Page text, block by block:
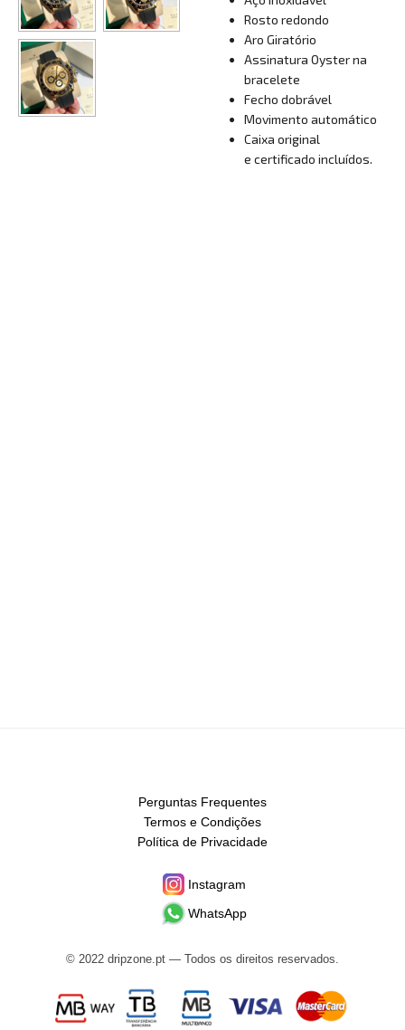
Rosto redondo
Aro Giratório
Assinatura Oyster na
bracelete
Fecho dobrável
Movimento automático
Caixa original
e certificado incluídos.
Perguntas Frequentes
Termos e Condições
Política de Privacidade
Instagram
WhatsApp
© 2022 dripzone.pt — Todos os direitos reservados.